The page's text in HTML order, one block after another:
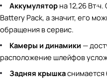
Аккумулятор на 12,26
Battery Pack, а значит, его
обращения в сервис.
Камеры и динамики —
расположение шлейфов
Задняя крышкаснимается